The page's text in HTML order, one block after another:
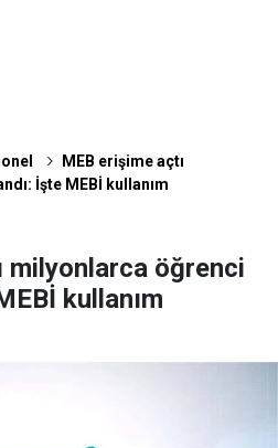
MEB erişime açtı
İşte MEBİ kullanım
milyonlarca öğrenci
kullanım